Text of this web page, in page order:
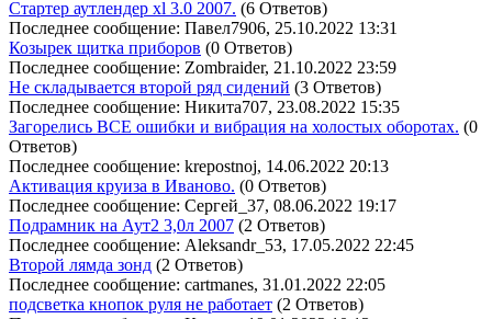
Стартер аутлендер xl 3.0 2007. (6 Ответов)
Последнее сообщение: Павел7906, 25.10.2022 13:31
Козырек щитка приборов (0 Ответов)
Последнее сообщение: Zombraider, 21.10.2022 23:59
Не складывается второй ряд сидений (3 Ответов)
Последнее сообщение: Никита707, 23.08.2022 15:35
Загорелись ВСЕ ошибки и вибрация на холостых оборотах. (0
Ответов)
Последнее сообщение: krepostnoj, 14.06.2022 20:13
Активация круиза в Иваново. (0 Ответов)
Последнее сообщение: Сергей_37, 08.06.2022 19:17
Подрамник на Аут2 3,0л 2007 (2 Ответов)
Последнее сообщение: Aleksandr_53, 17.05.2022 22:45
Второй лямда зонд (2 Ответов)
Последнее сообщение: cartmanes, 31.01.2022 22:05
подсветка кнопок руля не работает (2 Ответов)